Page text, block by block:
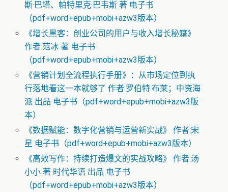
斯·巴塔、帕特里克·巴韦斯 著 电子书
（pdf+word+epub+mobi+azw3版本）
《增长黑客：创业公司的用户与收入增长秘籍》
作者:范冰 著 电子书
（pdf+word+epub+mobi+azw3版本）
《营销计划全流程执行手册》：从市场定位到执
行落地看这一本就够了 作者:罗伯特·布莱；中资海
派 出品 电子书（pdf+word+epub+mobi+azw3版
本）
《数据赋能：数字化营销与运营新实战》 作者:宋
星 电子书（pdf+word+epub+mobi+azw3版本）
《高效写作：持续打造爆文的实战攻略》 作者:汤
小小 著 时代华语 出品 电子书
（pdf+word+epub+mobi+azw3版本）